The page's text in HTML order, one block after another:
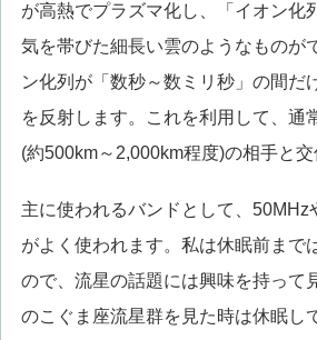
が高熱でプラズマ化し、「イオン化
気を帯びた細長い雲のようなものが
ン化列が「数秒～数ミリ秒」の間だ
を反射します。これを利用して、通
(約500km～2,000km程度)の相手と交
主に使われるバンドとして、50MHz
がよく使われます。私は休眠前まで
ので、流星の話題には興味を持って
のこぐま座流星群を見た時は休眠し